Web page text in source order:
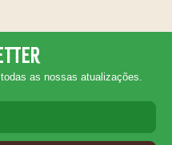
as nossas atualizações.